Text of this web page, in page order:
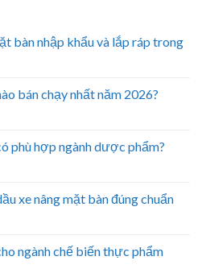
bàn nhập khẩu và lắp ráp trong
bán chạy nhất năm 2026?
phù hợp ngành dược phẩm?
xe nâng mặt bàn đúng chuẩn
ngành chế biến thực phẩm